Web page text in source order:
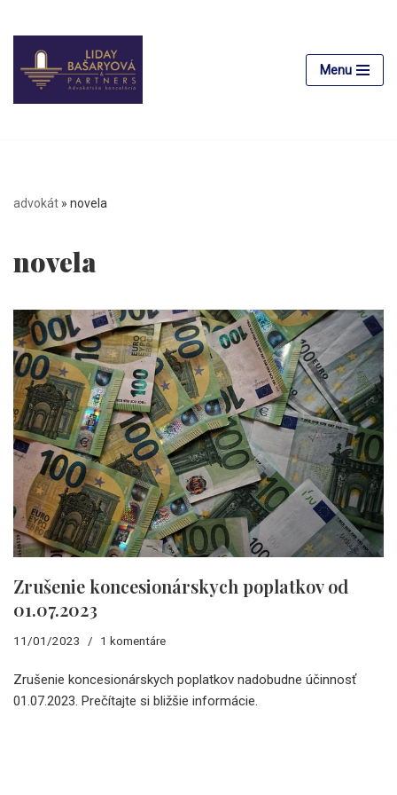
Preskočiť
na
obsah
Menu
advokát » novela
novela
Zrušenie koncesionárskych poplatkov od
01.07.2023
11/01/2023 1 komentáre
Zrušenie koncesionárskych poplatkov nadobudne účinnosť
01.07.2023. Prečítajte si bližšie informácie.